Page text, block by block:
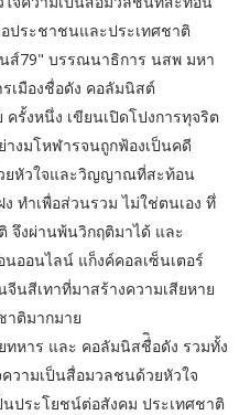
ประชาชนและประเทศชาติ
ส์79" บรรณนาธิการ นสพ มหา
เมืองชื่อดัง คอลัมนิสต์
รั้งหนึ่ง เขียนเปิดโปงการทุจริต
งมโหฬารจนถูกฟ้องเป็นคดี
ยหัวใจและวิญญาณที่สะท้อน
ทำเพื่อส่วนรวม ไม่ใช่ตนเอง ทึ่
จึงผ่านพ้นวิกฤติมาได้ และ
ออนไลน์ แก็งค์คอลเซ็นเตอร์
สีเทาที่มาสร้างความเสียหาย
าติมากมาย
หาร และ คอลัมนิสชื่ิอดัง รวมทั้ง
วามเป็นสื่อมวลชนด้วยหัวใจ
ระโยชน์ต่อสังคม ประเทศชาติ